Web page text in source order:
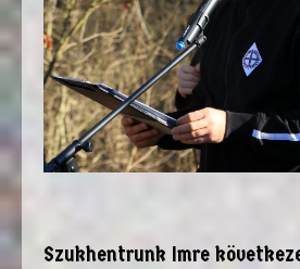
Szukhentrunk Imre